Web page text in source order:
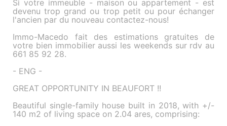
Si votre immeuble - maison ou appartement - est
devenu trop grand ou trop petit ou pour échanger
l'ancien par du nouveau contactez-nous!
Immo-Macedo fait des estimations gratuites de
votre bien immobilier aussi les weekends sur rdv au
661 85 92 28.
- ENG -
GREAT OPPORTUNITY IN BEAUFORT !!
Beautiful single-family house built in 2018, with +/-
140 m2 of living space on 2.04 ares, comprising: